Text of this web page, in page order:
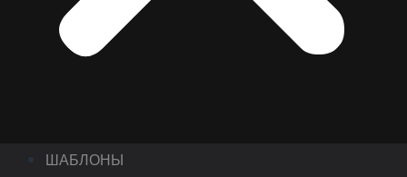
ШАБЛОНЫ